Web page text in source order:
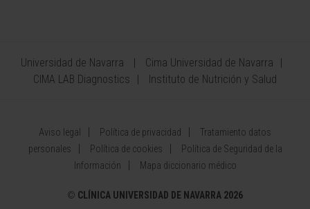
Universidad de Navarra
Cima Universidad de Navarra
CIMA LAB Diagnostics
Instituto de Nutrición y Salud
Aviso legal Política de privacidad
Tratamiento datos
personales
Política de cookies
Política de Seguridad de la
Información
Mapa diccionario médico
© CLÍNICA UNIVERSIDAD DE NAVARRA 2026